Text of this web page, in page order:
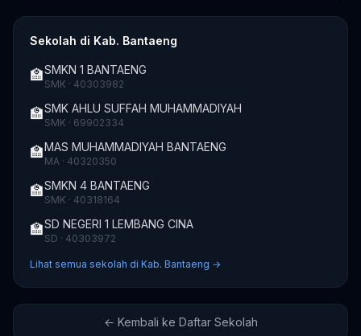
Sekolah di Kab. Bantaeng
🏫SMKN 1 BANTAENG
SMK · 40303982
🏫SMK AHLU SUFFAH MUHAMMADIYAH
SMK · 69902334
🏫MAS MUHAMMADIYAH BANTAENG
MA · 40320350
🏫SMKN 4 BANTAENG
SMK · 40318164
🏫SD NEGERI 1 LEMBANG CINA
SD · 40303972
Lihat semua sekolah di Kab. Bantaeng →
← Kembali ke Daftar Sekolah